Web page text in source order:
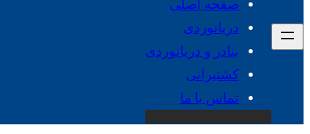
صفحه اصلی
دریانوردی
بنادر و دریانوردی
کشتیرانی
تماس با ما